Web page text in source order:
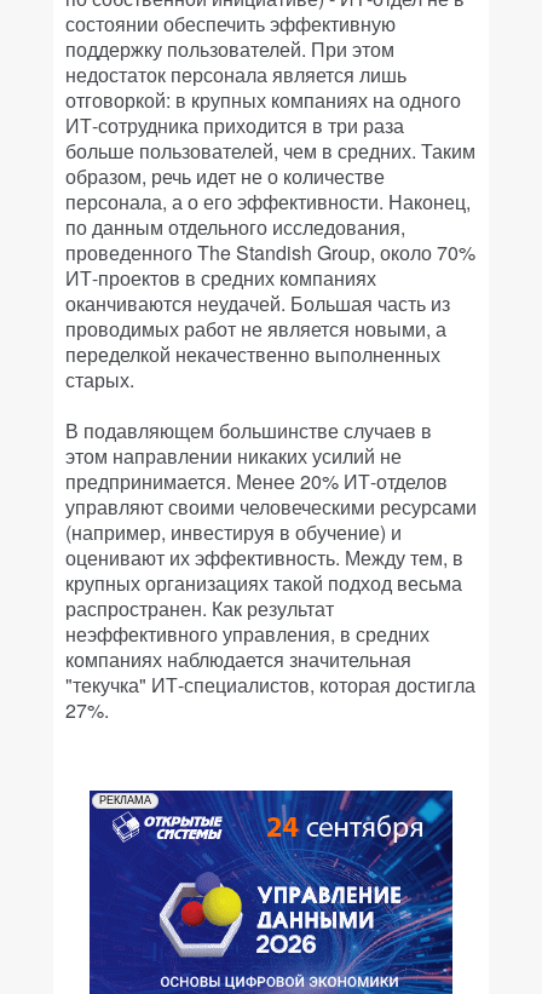
состоянии обеспечить эффективную
поддержку пользователей. При этом
недостаток персонала является лишь
отговоркой: в крупных компаниях на одного
ИТ-сотрудника приходится в три раза
больше пользователей, чем в средних. Таким
образом, речь идет не о количестве
персонала, а о его эффективности. Наконец,
по данным отдельного исследования,
проведенного The Standish Group, около 70%
ИТ-проектов в средних компаниях
оканчиваются неудачей. Большая часть из
проводимых работ не является новыми, а
переделкой некачественно выполненных
старых.
В подавляющем большинстве случаев в
этом направлении никаких усилий не
предпринимается. Менее 20% ИТ-отделов
управляют своими человеческими ресурсами
(например, инвестируя в обучение) и
оценивают их эффективность. Между тем, в
крупных организациях такой подход весьма
распространен. Как результат
неэффективного управления, в средних
компаниях наблюдается значительная
"текучка" ИТ-специалистов, которая достигла
27%.
РЕКЛАМА